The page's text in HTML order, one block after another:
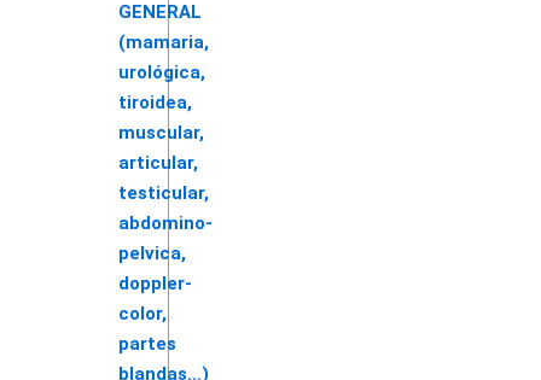
GENERAL
(mamaria,
urológica,
tiroidea,
muscular,
articular,
testicular,
abdomino-
pelvica,
doppler-
color,
partes
blandas…)